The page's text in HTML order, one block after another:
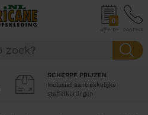
0
offerte contact
SCHERPE PRIJZEN
Inclusief aantrekkelijke
staffelkortingen